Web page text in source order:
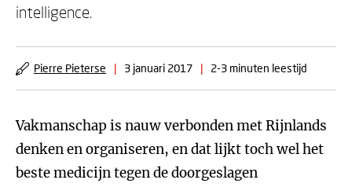
intelligence.
Pierre Pieterse | 3 januari 2017 | 2-3 minuten leestijd
Vakmanschap is nauw verbonden met Rijnlands
denken en organiseren, en dat lijkt toch wel het
beste medicijn tegen de doorgeslagen